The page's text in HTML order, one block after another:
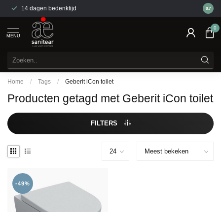
14 dagen bedenktijd Gratis
8.7
MENU
0
Home / Tags / Geberit iCon toilet
Producten getagd met Geberit iCon toilet
FILTERS
-49%